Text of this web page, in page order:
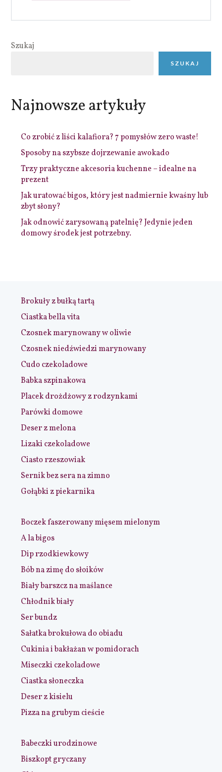
Szukaj
SZUKAJ
Najnowsze artykuły
Co zrobić z liści kalafiora? 7 pomysłów zero waste!
Sposoby na szybsze dojrzewanie awokado
Trzy praktyczne akcesoria kuchenne – idealne na
prezent
Jak uratować bigos, który jest nadmiernie kwaśny lub
zbyt słony?
Jak odnowić zarysowaną patelnię? Jedynie jeden
domowy środek jest potrzebny.
Brokuły z bułką tartą
Ciastka bella vita
Czosnek marynowany w oliwie
Czosnek niedźwiedzi marynowany
Cudo czekoladowe
Babka szpinakowa
Placek drożdżowy z rodzynkami
Parówki domowe
Deser z melona
Lizaki czekoladowe
Ciasto rzeszowiak
Sernik bez sera na zimno
Gołąbki z piekarnika
Boczek faszerowany mięsem mielonym
A la bigos
Dip rzodkiewkowy
Bób na zimę do słoików
Biały barszcz na maślance
Chłodnik biały
Ser bundz
Sałatka brokułowa do obiadu
Cukinia i bakłażan w pomidorach
Miseczki czekoladowe
Ciastka słoneczka
Deser z kisielu
Pizza na grubym cieście
Babeczki urodzinowe
Biszkopt gryczany